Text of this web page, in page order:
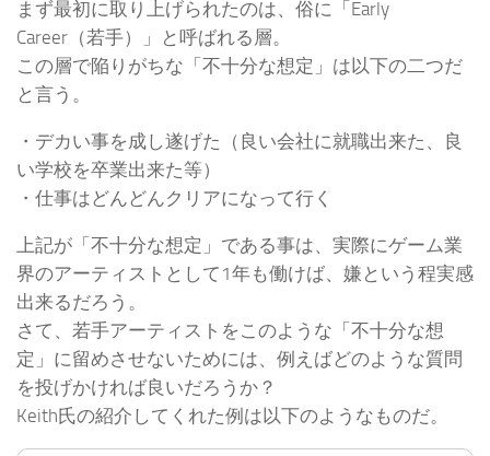
まず最初に取り上げられたのは、俗に「Early
Career（若手）」と呼ばれる層。
この層で陥りがちな「不十分な想定」は以下の二つだ
と言う。
・デカい事を成し遂げた（良い会社に就職出来た、良
い学校を卒業出来た等）
・仕事はどんどんクリアになって行く
上記が「不十分な想定」である事は、実際にゲーム業
界のアーティストとして1年も働けば、嫌という程実感
出来るだろう。
さて、若手アーティストをこのような「不十分な想
定」に留めさせないためには、例えばどのような質問
を投げかければ良いだろうか？
Keith氏の紹介してくれた例は以下のようなものだ。